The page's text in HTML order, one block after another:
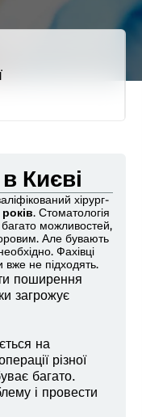
Києві
хірург-
. Стоматологія
багато можливостей,
Але бувають
Фахівці
вже не підходять.
поширення
загрожує
на
різної
багато.
і провести